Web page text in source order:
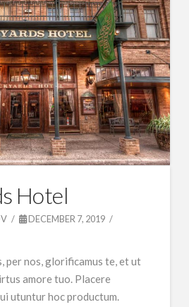
Hotel
DECEMBER 7, 2019
per nos, glorificamus te, et ut
amore tuo. Placere
utuntur hoc productum.